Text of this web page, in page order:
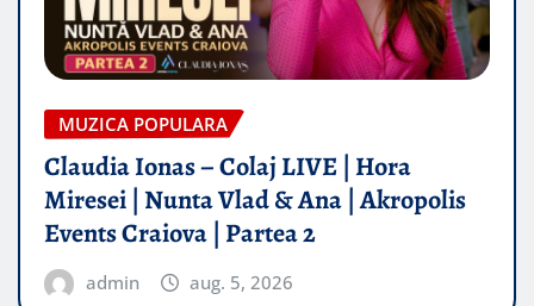
MUZICA POPULARA
Claudia Ionas – Colaj LIVE | Hora
Miresei | Nunta Vlad & Ana | Akropolis
Events Craiova | Partea 2
admin aug. 5, 2026